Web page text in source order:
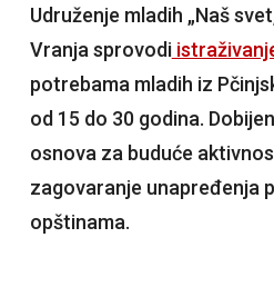
Udruženje mladih „Naš
Vranja sprovodi
potrebama mladih iz
od 15 do 30 godina.
osnova za buduće
zagovaranje unapređenja
opštinama.